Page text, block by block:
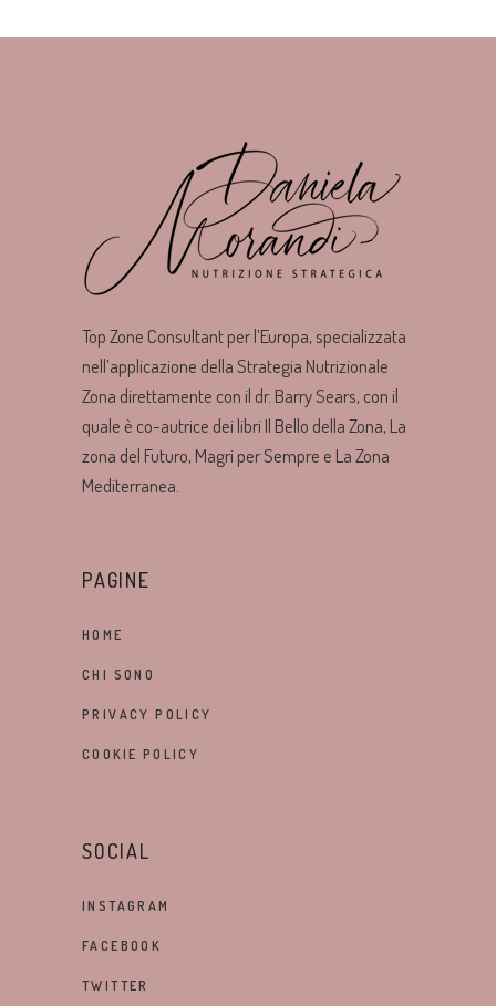
Top Zone Consultant per l’Europa, specializzata
nell’applicazione della Strategia Nutrizionale
Zona direttamente con il dr. Barry Sears, con il
quale è co-autrice dei libri Il Bello della Zona, La
zona del Futuro, Magri per Sempre e La Zona
Mediterranea.
PAGINE
HOME
CHI SONO
PRIVACY POLICY
COOKIE POLICY
SOCIAL
INSTAGRAM
FACEBOOK
TWITTER